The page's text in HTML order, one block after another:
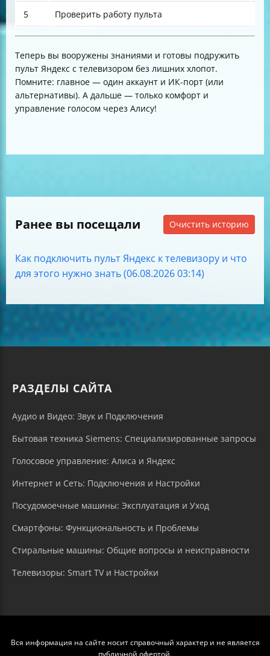
5 Проверить работу пульта
Теперь вы вооружены знаниями и готовы подружить
пульт Яндекс с телевизором без лишних хлопот.
Помните: главное — один аккаунт и ИК-порт (или
альтернативы). А дальше — только комфорт и
управление голосом через Алису!
Ранее вы посещали Очистить историю
Как подключить пульт Яндекс к телевизору и что
для этого нужно знать (06.08.2026 03:14)
РАЗДЕЛЫ САЙТА
Аудио и Видео: Звук и Подключения
Бытовая техника Siemens: Специализированные запросы
Голосовое управление: Алиса и Яндекс
Интернет и Сеть: Подключения и Настройки
Посудомоечные машины: Эксплуатация и Уход
Смартфоны: Функциональность и Проблемы
Стиральные машины: Общие вопросы и неисправности
Телевизоры: Smart TV и Настройки
Вся информация на сайте носит справочный характер и не является
публичной офертой.